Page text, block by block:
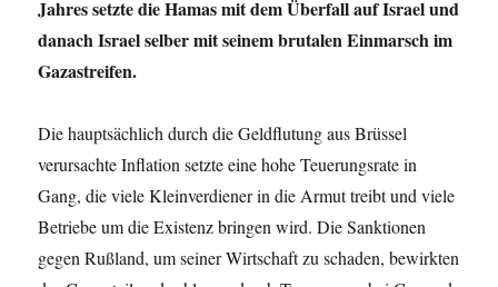
Jahres setzte die Hamas mit dem Überfall auf Israel und
danach Israel selber mit seinem brutalen Einmarsch im
Gazastreifen.
Die hauptsächlich durch die Geldflutung aus Brüssel
verursachte Inflation setzte eine hohe Teuerungsrate in
Gang, die viele Kleinverdiener in die Armut treibt und viele
Betriebe um die Existenz bringen wird. Die Sanktionen
gegen Rußland, um seiner Wirtschaft zu schaden, bewirkten